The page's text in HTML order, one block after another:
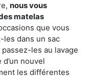
nous vous
matelas
que vous
dans un sac
les au lavage
nouvel
les différentes